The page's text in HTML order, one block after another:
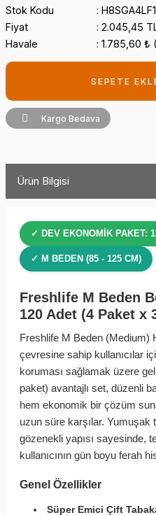
Stok Kodu
Fiyat
2.045,45
Havale
1.785,60 ₺
SEPETE
Kargo Bedava
Ürün Bilgisi
✓ DEV EKONOMIK PAKET:
✓ M BEDEN (85 - 125 CM)
Freshlife M Beden
120 Adet (4 Paket x
Freshlife M Beden (Medium)
çevresine sahip kullanıcılar
koruması sağlamak üzere
paket) avantajlı set, düzenli
hem ekonomik bir çözüm
uzun süre karşılar.
gözenekli yapısı sayesinde,
kullanıcının gün boyu ferah
Genel Özellikler
Süper Emici Çift